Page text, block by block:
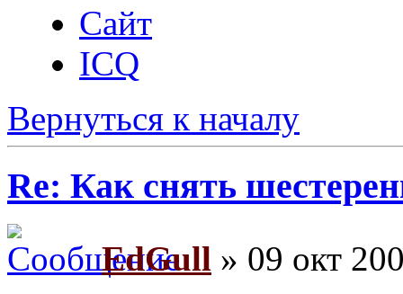
Сайт
ICQ
Вернуться к началу
Re: Как снять
EdGull » 09 окт